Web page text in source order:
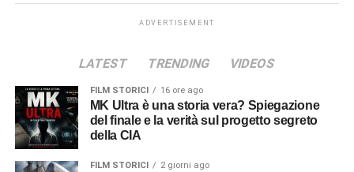
ADVERTISEMENT
LATEST TRENDING VIDEOS
FILM STORICI 16 ore ago
MK Ultra è una storia vera? Spiegazione
del finale e la verità sul progetto segreto
della CIA
FILM STORICI 2 giorni ago